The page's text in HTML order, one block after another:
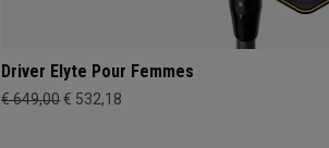
Driver Elyte Pour Femmes
€ 649,00€ 532,18